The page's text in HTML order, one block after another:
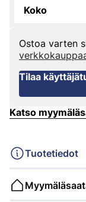
Koko
Ostoa varten
Tilaa
Katso
Tuotetiedot